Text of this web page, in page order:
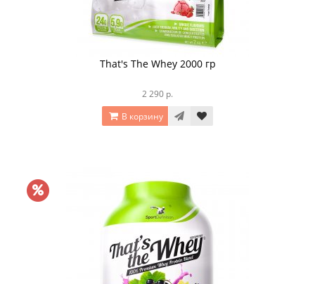
That's The Whey 2000 гр
2 290 р.
В корзину